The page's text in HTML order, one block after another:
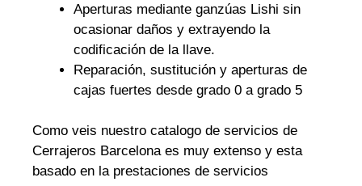
Aperturas mediante ganzúas Lishi sin
ocasionar daños y extrayendo la
codificación de la llave.
Reparación, sustitución y aperturas de
cajas fuertes desde grado 0 a grado 5
Como veis nuestro catalogo de servicios de
Cerrajeros Barcelona es muy extenso y esta
basado en la prestaciones de servicios